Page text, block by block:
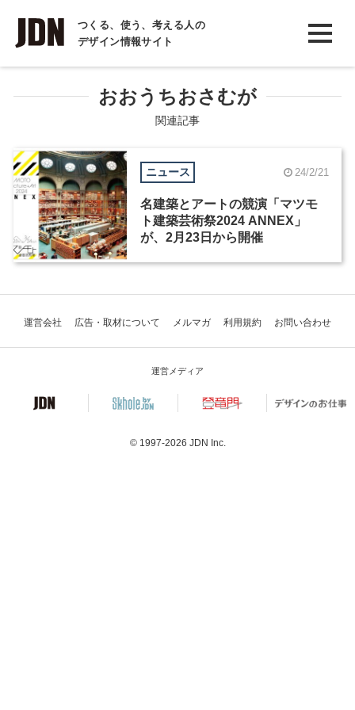
つくる、使う、考える人の
デザイン情報サイト
INTERVIEW
インタビュー
REPORT
COLUMN
コラム
おおうちおさむが
関連記事
ニュース 24/2/21
名建築とアートの競演「マツモ
ト建築芸術祭2024 ANNEX」
が、2月23日から開催
運営会社 広告・取材について メルマガ 利用規約 お問い合わせ
運営メディア
© 1997-2026 JDN Inc.